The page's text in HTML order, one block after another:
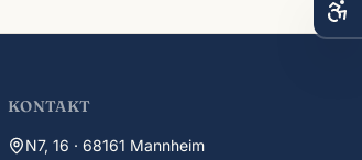
KONTAKT
N7, 16 · 68161 Mannheim